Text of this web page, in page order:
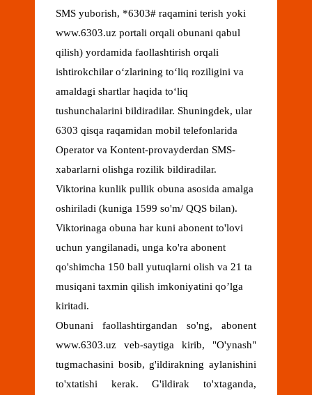
SMS yuborish, *6303# raqamini terish yoki
www.6303.uz portali orqali obunani qabul
qilish) yordamida faollashtirish orqali
ishtirokchilar o‘zlarining to‘liq roziligini va
amaldagi shartlar haqida to‘liq
tushunchalarini bildiradilar. Shuningdek, ular
6303 qisqa raqamidan mobil telefonlarida
Operator va Kontent-provayderdan SMS-
xabarlarni olishga rozilik bildiradilar.
Viktorina kunlik pullik obuna asosida amalga
oshiriladi (kuniga 1599 so'm/ QQS bilan).
Viktorinaga obuna har kuni abonent to'lovi
uchun yangilanadi, unga ko'ra abonent
qo'shimcha 150 ball yutuqlarni olish va 21 ta
musiqani taxmin qilish imkoniyatini qo’lga
kiritadi.
Obunani faollashtirgandan so'ng, abonent
www.6303.uz veb-saytiga kirib, "O'ynash"
tugmachasini bosib, g'ildirakning aylanishini
to'xtatishi kerak. G'ildirak to'xtaganda,